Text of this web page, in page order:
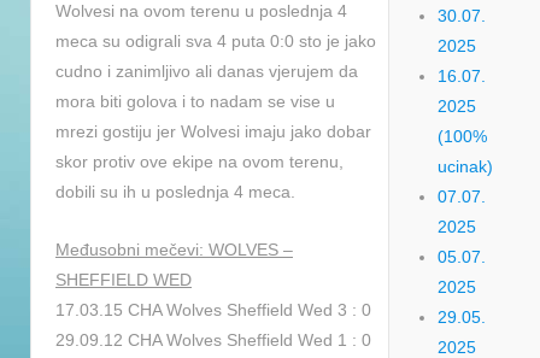
Wolvesi na ovom terenu u poslednja 4
meca su odigrali sva 4 puta 0:0 sto je jako
cudno i zanimljivo ali danas vjerujem da
mora biti golova i to nadam se vise u
mrezi gostiju jer Wolvesi imaju jako dobar
skor protiv ove ekipe na ovom terenu,
dobili su ih u poslednja 4 meca.
Međusobni mečevi: WOLVES –
SHEFFIELD WED
17.03.15 CHA Wolves Sheffield Wed 3 : 0
29.09.12 CHA Wolves Sheffield Wed 1 : 0
30.07.
2025
16.07.
2025
(100%
ucinak)
07.07.
2025
05.07.
2025
29.05.
2025